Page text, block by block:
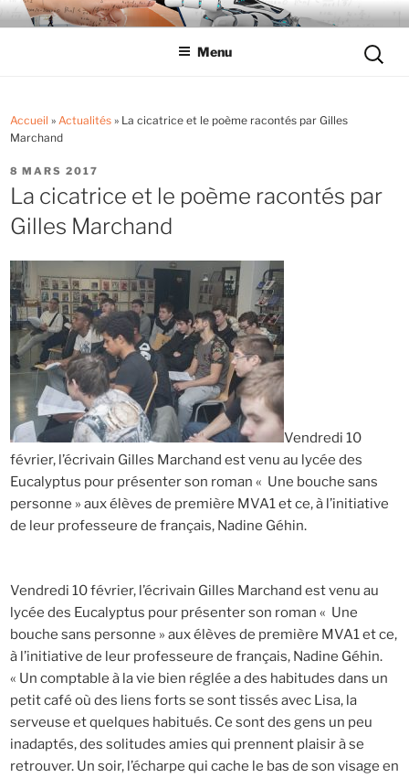
Aller
auLYCÉE LES EUCALYPTUS
Tout savoir sur le lycée professionnel
Menu
pour
Accueil » Actualités» La cicatrice et le poème racontés par Gilles
Marchand
PUBLIÉ
LE
8 MARS 2017
La cicatrice et le poème racontés par
Gilles Marchand
Vendredi 10
février, l’écrivain Gilles Marchand est venu au lycée des
Eucalyptus pour présenter son roman « Une bouche sans
personne » aux élèves de première MVA1 et ce, à l’initiative
de leur professeure de français, Nadine Géhin.
Vendredi 10 février, l’écrivain Gilles Marchand est venu au
lycée des Eucalyptus pour présenter son roman « Une
bouche sans personne » aux élèves de première MVA1 et ce,
à l’initiative de leur professeure de français, Nadine Géhin.
« Un comptable à la vie bien réglée a des habitudes dans un
petit café où des liens forts se sont tissés avec Lisa, la
serveuse et quelques habitués. Ce sont des gens un peu
inadaptés, des solitudes amies qui prennent plaisir à se
retrouver. Un soir, l’écharpe qui cache le bas de son visage en